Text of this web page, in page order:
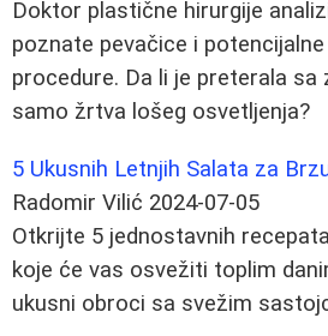
Doktor plastične hirurgije
poznate pevačice i
procedure. Da li je preterala sa
samo žrtva lošeg osvetljenja?
5 Ukusnih Letnjih Salata za
Radomir Vilić 2024-07-05
Otkrijte 5 jednostavnih
koje će vas osvežiti toplim
ukusni obroci sa svežim